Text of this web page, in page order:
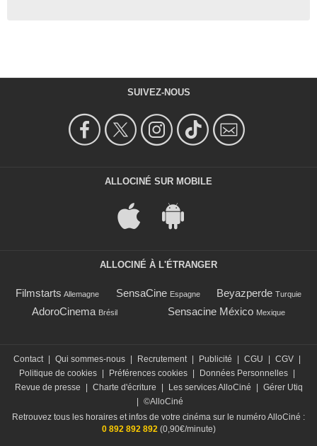
SUIVEZ-NOUS
ALLOCINÉ SUR MOBILE
ALLOCINÉ À L'ÉTRANGER
Filmstarts Allemagne SensaCine Espagne Beyazperde Turquie
AdoroCinema Brésil Sensacine México Mexique
Contact Qui sommes-nous Recrutement Publicité CGU CGV
Politique de cookies
Préférences cookies Données Personnelles
Revue de presse
Charte d'écriture Les services AlloCiné
Gérer Utiq
©AlloCiné
Retrouvez tous les horaires et infos de votre cinéma sur le numéro AlloCiné :
0 892 892 892(0,90€/minute)